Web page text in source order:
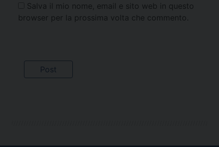
Salva il mio nome, email e sito web in questo
browser per la prossima volta che commento.